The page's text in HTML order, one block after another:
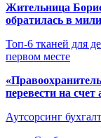
Жительница
обратилась в
Топ-6 тканей для
первом месте
перевести на
Аутсорсинг